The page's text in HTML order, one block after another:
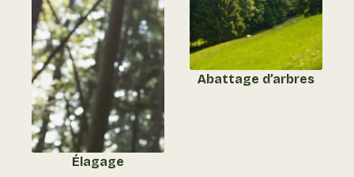
Élagage
Abattage d’arbres